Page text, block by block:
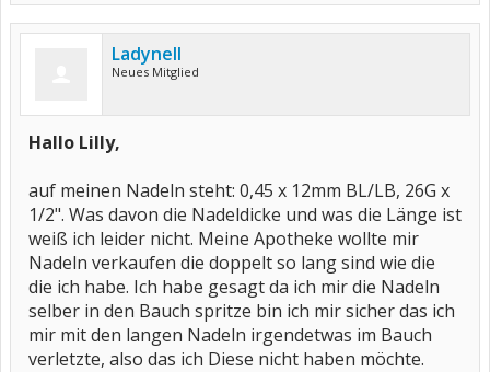
Ladynell
Neues Mitglied
Hallo Lilly,
auf meinen Nadeln steht: 0,45 x 12mm BL/LB, 26G x
1/2". Was davon die Nadeldicke und was die Länge ist
weiß ich leider nicht. Meine Apotheke wollte mir
Nadeln verkaufen die doppelt so lang sind wie die
die ich habe. Ich habe gesagt da ich mir die Nadeln
selber in den Bauch spritze bin ich mir sicher das ich
mir mit den langen Nadeln irgendetwas im Bauch
verletzte, also das ich Diese nicht haben möchte.